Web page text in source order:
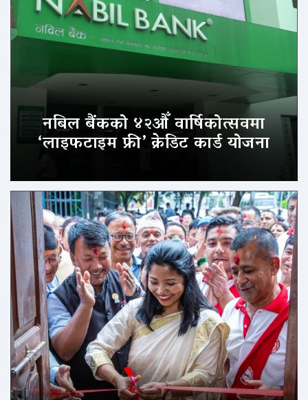
नबिल बैंकको ४२औँ वार्षिकोत्सवमा
‘लाइफटाइम फ्री’ क्रेडिट कार्ड योजना